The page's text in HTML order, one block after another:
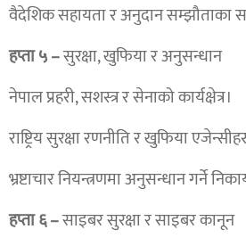
वैदेशिक सहायता र अनुदान सम्झौताका
हप्ता ५ –सुरक्षा, खुफिया र अनुसन्धान
नेपाल प्रहरी, सशस्त्र र सेनाको कार्यक्षेत्र।
राष्ट्रिय सुरक्षा रणनीति र खुफिया
भ्रष्टाचार नियन्त्रणमा अनुसन्धान गर्ने
हप्ता ६ –साइबर सुरक्षा र साइबर कानून